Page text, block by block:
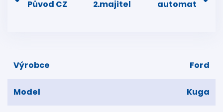
Původ CZ 2.majitel automat
Výrobce Ford
Model Kuga